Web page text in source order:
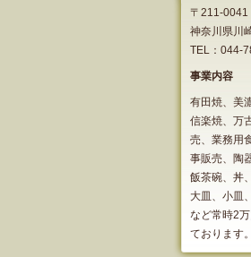
〒211-0041
神奈川県川
TEL：044-
事業内容
有田焼、美
信楽焼、万
売、業務用
事販売、陶
飯茶碗、丼
大皿、小皿
など常時2
ております。